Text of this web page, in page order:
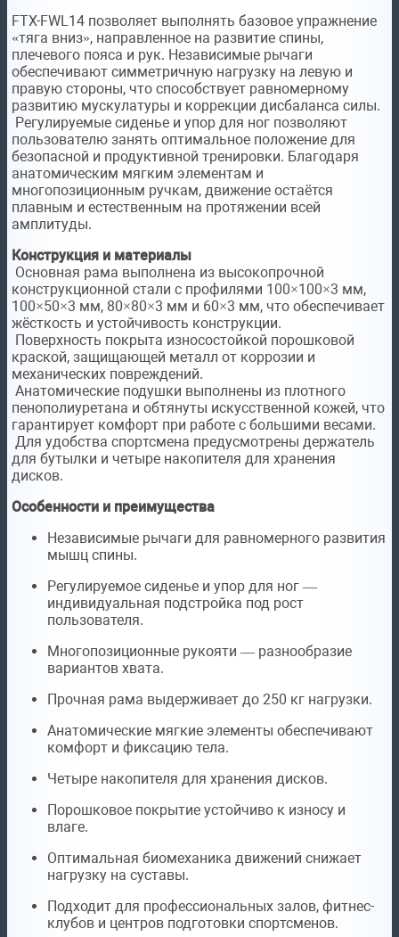
FTX-FWL14 позволяет выполнять базовое упражнение
«тяга вниз», направленное на развитие спины,
плечевого пояса и рук. Независимые рычаги
обеспечивают симметричную нагрузку на левую и
правую стороны, что способствует равномерному
развитию мускулатуры и коррекции дисбаланса силы.
Регулируемые сиденье и упор для ног позволяют
пользователю занять оптимальное положение для
безопасной и продуктивной тренировки. Благодаря
анатомическим мягким элементам и
многопозиционным ручкам, движение остаётся
плавным и естественным на протяжении всей
амплитуды.
Конструкция и материалы
Основная рама выполнена из высокопрочной
конструкционной стали с профилями 100×100×3 мм,
100×50×3 мм, 80×80×3 мм и 60×3 мм, что обеспечивает
жёсткость и устойчивость конструкции.
Поверхность покрыта износостойкой порошковой
краской, защищающей металл от коррозии и
механических повреждений.
Анатомические подушки выполнены из плотного
пенополиуретана и обтянуты искусственной кожей, что
гарантирует комфорт при работе с большими весами.
Для удобства спортсмена предусмотрены держатель
для бутылки и четыре накопителя для хранения
дисков.
Особенности и преимущества
Независимые рычаги для равномерного развития
мышц спины.
Регулируемое сиденье и упор для ног —
индивидуальная подстройка под рост
пользователя.
Многопозиционные рукояти — разнообразие
вариантов хвата.
Прочная рама выдерживает до 250 кг нагрузки.
Анатомические мягкие элементы обеспечивают
комфорт и фиксацию тела.
Четыре накопителя для хранения дисков.
Порошковое покрытие устойчиво к износу и
влаге.
Оптимальная биомеханика движений снижает
нагрузку на суставы.
Подходит для профессиональных залов, фитнес-
клубов и центров подготовки спортсменов.